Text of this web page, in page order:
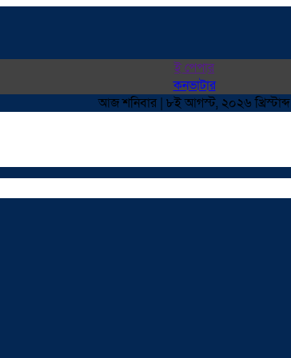
ই পেপার
কনভাটার
আজ শনিবার | ৮ই আগস্ট, ২০২৬ খ্রিস্টাব্দ